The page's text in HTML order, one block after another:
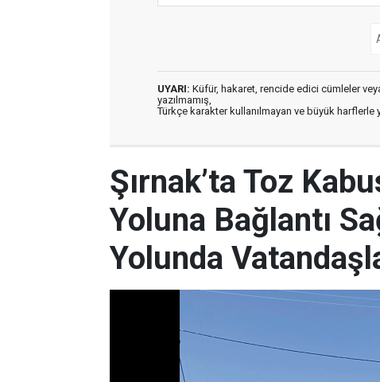
UYARI: Küfür, hakaret, rencide edici cümleler
yazılmamış,
Türkçe karakter kullanılmayan ve büyük harflerle
Şırnak’ta Toz
Yoluna Bağlantı
Yolunda